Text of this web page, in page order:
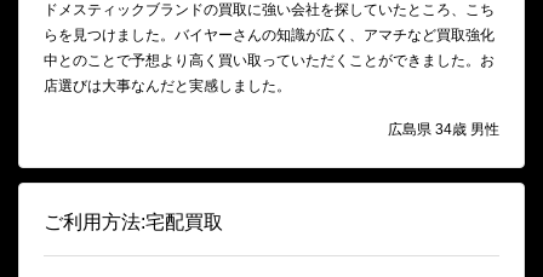
ドメスティックブランドの買取に強い会社を探していたところ、こち
らを見つけました。バイヤーさんの知識が広く、アマチなど買取強化
中とのことで予想より高く買い取っていただくことができました。お
店選びは大事なんだと実感しました。
広島県 34歳 男性
ご利用方法:宅配買取